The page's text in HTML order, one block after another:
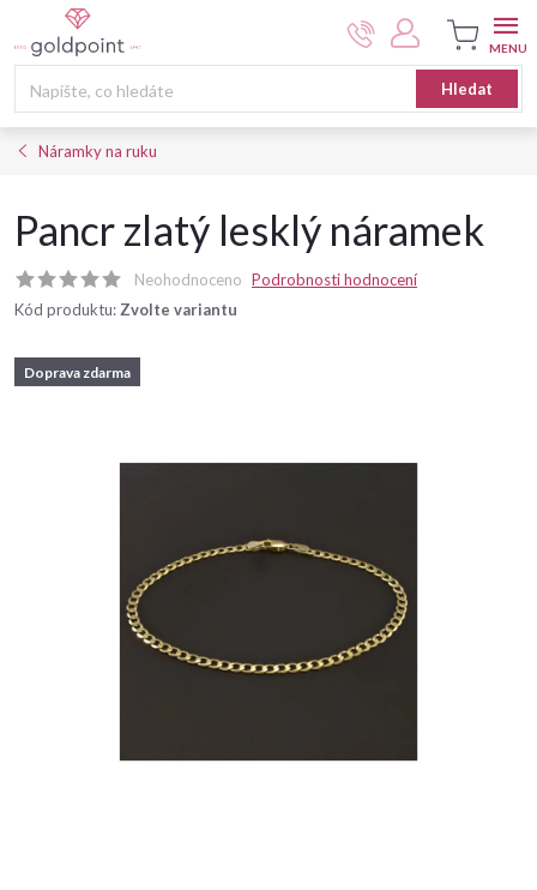
na
Hledat
Nákupní
košík
Náramky na ruku
Pancr zlatý lesklý náramek
Neohodnoceno Podrobnosti hodnocení
Kód produktu: Zvolte variantu
Doprava zdarma